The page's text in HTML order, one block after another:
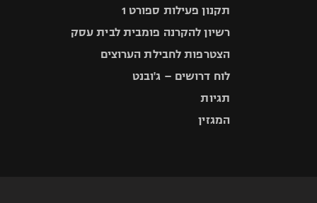
תקנון פעילות ספורט 1
רשיון להקרנה פומבית לבית עסק
הצטרפות לחבילת הערוצים
לוח דרושים – ג'ובנט
תגיות
המגזין